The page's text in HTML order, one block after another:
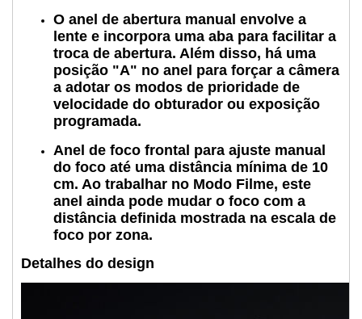
O anel de abertura manual envolve a
lente e incorpora uma aba para facilitar a
troca de abertura. Além disso, há uma
posição "A" no anel para forçar a câmera
a adotar os modos de prioridade de
velocidade do obturador ou exposição
programada.
Anel de foco frontal para ajuste manual
do foco até uma distância mínima de 10
cm. Ao trabalhar no Modo Filme, este
anel ainda pode mudar o foco com a
distância definida mostrada na escala de
foco por zona.
Detalhes do design